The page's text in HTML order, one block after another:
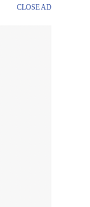
CLOSE AD